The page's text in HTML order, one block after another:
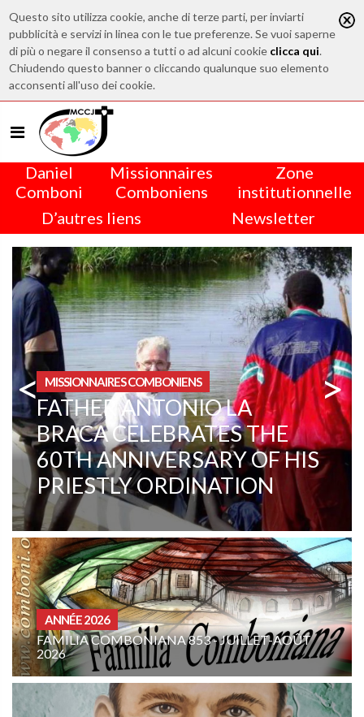
Questo sito utilizza cookie, anche di terze parti, per inviarti
pubblicità e servizi in linea con le tue preferenze. Se vuoi saperne
di più o negare il consenso a tutti o ad alcuni cookie clicca qui.
Chiudendo questo banner o cliccando qualunque suo elemento
acconsenti all'uso dei cookie.
Daniel
Comboni
Missionnaires
Comboniens
Zone
institutionnelle
D’autres liens
Newsletter
< ZONE INSTITUTIONNELLE
CENTRAL AFRICAN
REPUBLIC. A CHANGE IN
MENTALITY
>
AOÛT
CURIA - (NOTIZIE-NEWS)
INTENTION DE PRIÈRE DE LA
COMBONIENNE : AOÛT 2026